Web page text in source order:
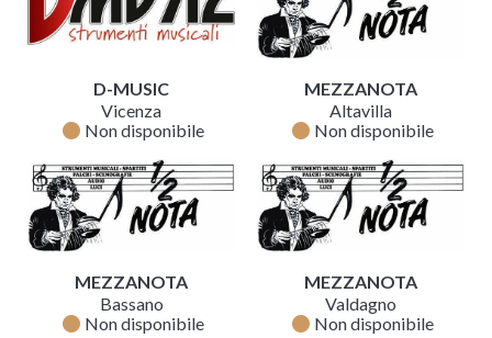
D-MUSIC
Vicenza
fiber_manual_record Non disponibile
MEZZANOTA
Altavilla
fiber_manual_record Non disponibile
MEZZANOTA
Bassano
fiber_manual_record Non disponibile
MEZZANOTA
Valdagno
fiber_manual_record Non disponibile